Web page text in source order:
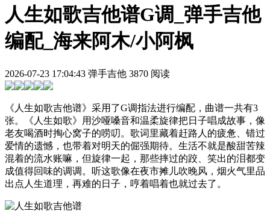
人生如歌吉他谱G调_弹手吉他
编配_海来阿木/小阿枫
2026-07-23 17:04:43 弹手吉他 3870 阅读
《人生如歌吉他谱》采用了G调指法进行编配，曲谱一共有3
张。《人生如歌》用沙哑嗓音和温柔旋律把日子唱成故事，像
老友喝酒时掏心窝子的唠叨。歌词里藏着赶路人的疲惫、错过
爱情的遗憾，也带着对明天的倔强期待。生活不就是酸甜苦辣
混着的流水账嘛，但旋律一起，那些摔过的跤、笑出的泪都变
成值得回味的调调。听这歌像在夜市摊儿吹晚风，烟火气里品
出点人生道理，再难的日子，哼着唱着也就过去了。